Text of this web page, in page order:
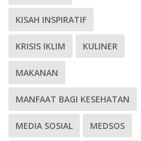
KISAH INSPIRATIF
KRISIS IKLIM KULINER
MAKANAN
MANFAAT BAGI KESEHATAN
MEDIA SOSIAL MEDSOS